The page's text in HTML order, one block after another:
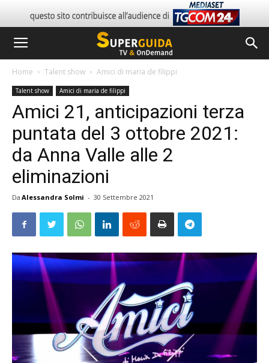
Home Talent show Amici di maria de filippi
Talent show Amici di maria de filippi
Amici 21, anticipazioni terza
puntata del 3 ottobre 2021:
da Anna Valle alle 2
eliminazioni
Da Alessandra Solmi - 30 Settembre 2021